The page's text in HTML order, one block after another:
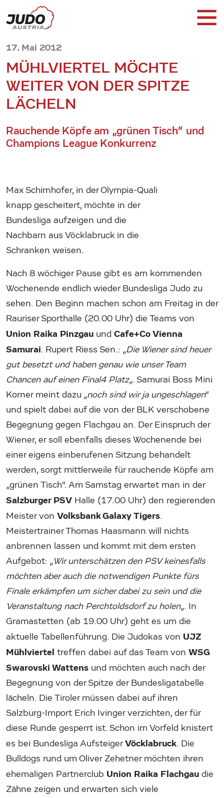
17. Mai 2012
MÜHLVIERTEL MÖCHTE
WEITER VON DER SPITZE
LÄCHELN
Rauchende Köpfe am „grünen Tisch“ und
Champions League Konkurrenz
Max Schirnhofer, in der Olympia-Quali
knapp gescheitert, möchte in der
Bundesliga aufzeigen und die
Nachbarn aus Vöcklabruck in die
Schranken weisen.
Nach 8 wöchiger Pause gibt es am kommenden
Wochenende endlich wieder Bundesliga Judo zu
sehen. Den Beginn machen schon am Freitag in der
Rauriser Sporthalle (20.00 Uhr) die Teams von
Union Raika Pinzgau und Cafe+Co Vienna
Samurai. Rupert Riess Sen.: „Die Wiener sind heuer
gut besetzt und haben genau wie unser Team
Chancen auf einen Final4 Platz„. Samurai Boss Mini
Korner meint dazu „noch sind wir ja ungeschlagen“
und spielt dabei auf die von der BLK verschobene
Begegnung gegen Flachgau an. Der Einspruch der
Wiener, er soll ebenfalls dieses Wochenende bei
einer eigens einberufenen Sitzung behandelt
werden, sorgt mittlerweile für rauchende Köpfe am
„grünen Tisch“. Am Samstag erwartet man in der
Salzburger PSV Halle (17.00 Uhr) den regierenden
Meister von Volksbank Galaxy Tigers.
Meistertrainer Thomas Haasmann will nichts
anbrennen lassen und kommt mit dem ersten
Aufgebot: „Wir unterschätzen den PSV keinesfalls
möchten aber auch die notwendigen Punkte fürs
Finale erkämpfen um sicher dabei zu sein und die
Veranstaltung nach Perchtoldsdorf zu holen„. In
Gramastetten (ab 19.00 Uhr) geht es um die
aktuelle Tabellenführung. Die Judokas von UJZ
Mühlviertel treffen dabei auf das Team von WSG
Swarovski Wattens und möchten auch nach der
Begegnung von der Spitze der Bundesligatabelle
lächeln. Die Tiroler müssen dabei auf ihren
Salzburg-Import Erich Ivinger verzichten, der für
diese Runde gesperrt ist. Schon im Vorfeld knistert
es bei Bundesliga AufsteigerVöcklabruck. Die
Bulldogs rund um Oliver Zehetner möchten ihren
ehemaligen Partnerclub Union Raika Flachgau die
Zähne zeigen und erwarten sich viele